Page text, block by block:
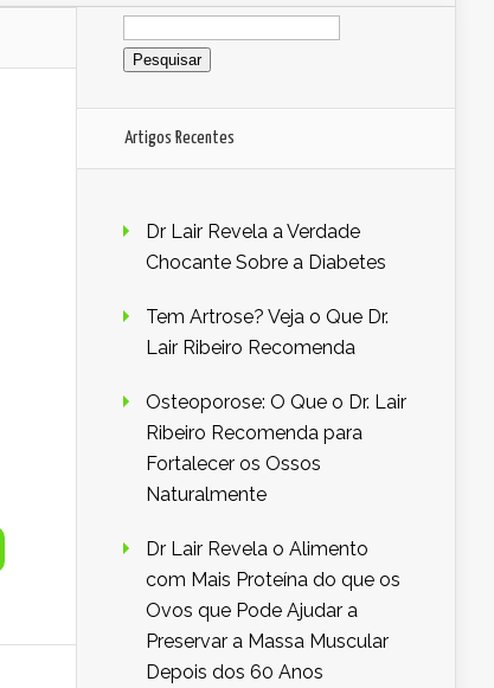
Pesquisar
por:
Artigos Recentes
Dr Lair Revela a Verdade
Chocante Sobre a Diabetes
Tem Artrose? Veja o Que Dr.
Lair Ribeiro Recomenda
Osteoporose: O Que o Dr. Lair
Ribeiro Recomenda para
Fortalecer os Ossos
Naturalmente
Dr Lair Revela o Alimento
com Mais Proteína do que os
Ovos que Pode Ajudar a
Preservar a Massa Muscular
Depois dos 60 Anos